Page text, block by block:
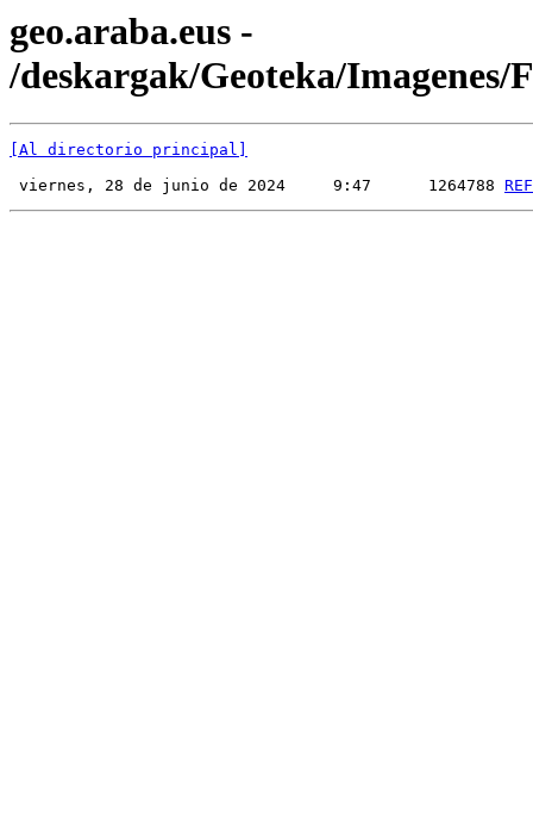
geo.araba.eus -
/deskargak/Geoteka/Imagenes/
[Al directorio principal]
viernes, 28 de junio de 2024     9:47      1264788